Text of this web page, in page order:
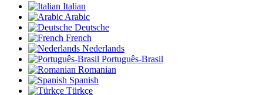
Italian
Arabic
Deutsche
French
Nederlands
Português-Brasil
Romanian
Spanish
Türkçe